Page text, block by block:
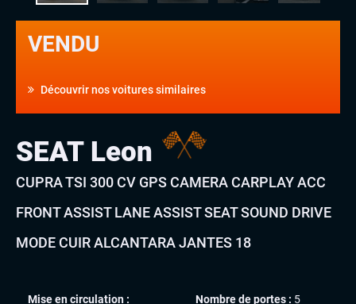
VENDU
Découvrir nos voitures similaires
SEAT Leon
CUPRA TSI 300 CV GPS CAMERA CARPLAY ACC
FRONT ASSIST LANE ASSIST SEAT SOUND DRIVE
MODE CUIR ALCANTARA JANTES 18
Mise en circulation :
Nombre de portes : 5